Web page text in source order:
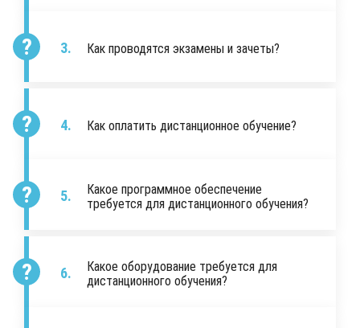
Как проводятся экзамены и зачеты?
Как оплатить дистанционное обучение?
Какое программное обеспечение
требуется для дистанционного обучения?
Какое оборудование требуется для
дистанционного обучения?